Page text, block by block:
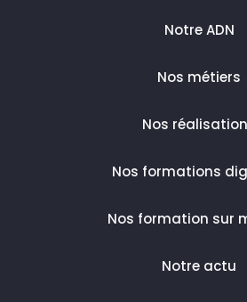
Notre ADN
Nos métiers
Nos
Nos formations
Nos formation sur
Notre actu